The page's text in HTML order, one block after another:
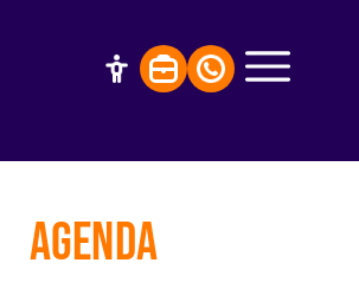
AGENDA